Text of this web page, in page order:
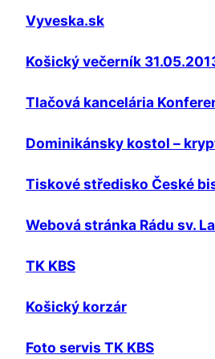
Vyveska.sk
Košický večerník
Tlačová kancelária
Dominikánsky kostol –
Tiskové středisko České
Webová stránka Rádu sv.
TK KBS
Košický korzár
Foto servis TK KBS